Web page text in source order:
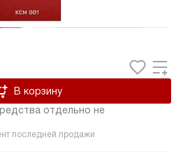
отдельно не
В корзину
последней продажи